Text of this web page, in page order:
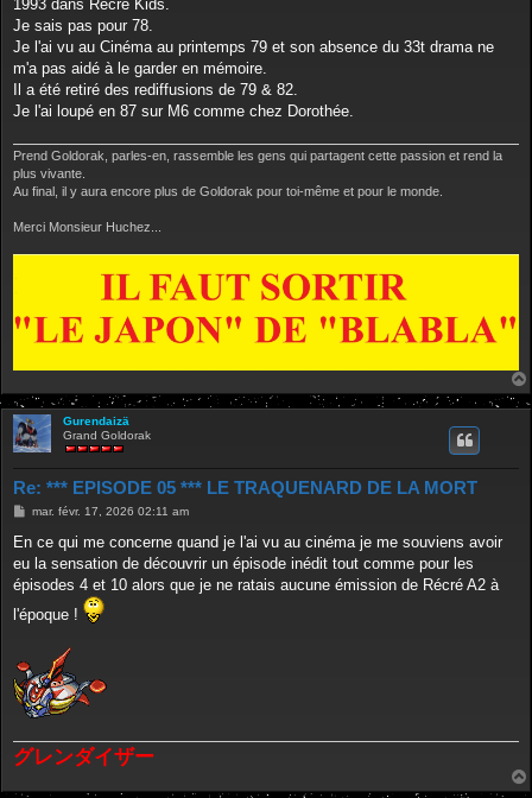
a
g
1993 dans Récré Kids.
Je sais pas pour 78.
Je l'ai vu au Cinéma au printemps 79 et son absence du 33t drama ne
m'a pas aidé à le garder en mémoire.
Il a été retiré des rediffusions de 79 & 82.
Je l'ai loupé en 87 sur M6 comme chez Dorothée.
Prend Goldorak, parles-en, rassemble les gens qui partagent cette passion et rend la
plus vivante.
Au final, il y aura encore plus de Goldorak pour toi-même et pour le monde.
Merci Monsieur Huchez...
Gurendaizä
Grand Goldorak
Re: *** EPISODE 05 *** LE TRAQUENARD DE LA MORT
M
s
a
g
mar. févr. 17, 2026 02:11 am
En ce qui me concerne quand je l'ai vu au cinéma je me souviens avoir
eu la sensation de découvrir un épisode inédit tout comme pour les
épisodes 4 et 10 alors que je ne ratais aucune émission de Récré A2 à
l'époque !
グレンダイザー